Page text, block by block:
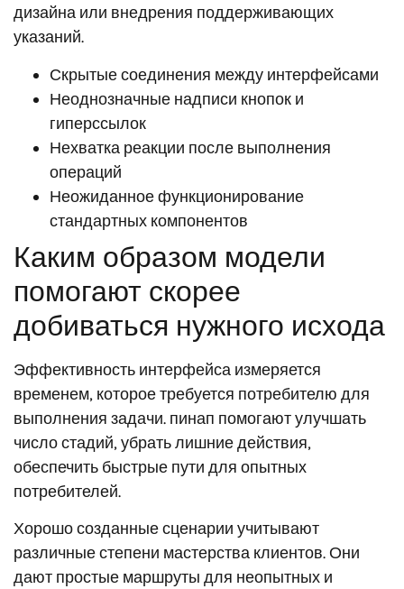
дизайна или внедрения поддерживающих
указаний.
Скрытые соединения между интерфейсами
Неоднозначные надписи кнопок и
гиперссылок
Нехватка реакции после выполнения
операций
Неожиданное функционирование
стандартных компонентов
Каким образом модели
помогают скорее
добиваться нужного исхода
Эффективность интерфейса измеряется
временем, которое требуется потребителю для
выполнения задачи. пинап помогают улучшать
число стадий, убрать лишние действия,
обеспечить быстрые пути для опытных
потребителей.
Хорошо созданные сценарии учитывают
различные степени мастерства клиентов. Они
дают простые маршруты для неопытных и